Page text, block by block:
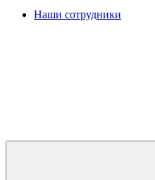
Наши сотрудники